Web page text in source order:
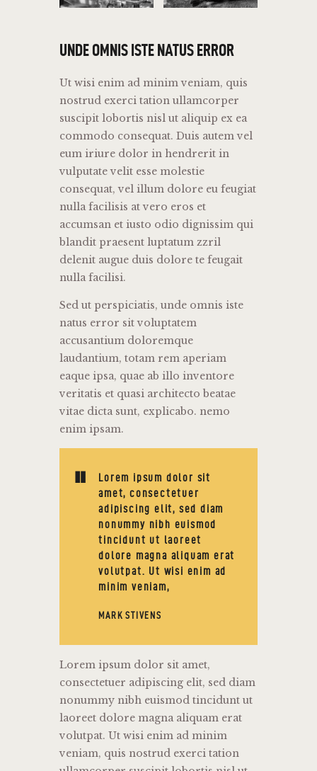
UNDE OMNIS ISTE NATUS ERROR
Ut wisi enim ad minim veniam, quis
nostrud exerci tation ullamcorper
suscipit lobortis nisl ut aliquip ex ea
commodo consequat. Duis autem vel
eum iriure dolor in hendrerit in
vulputate velit esse molestie
consequat, vel illum dolore eu feugiat
nulla facilisis at vero eros et
accumsan et iusto odio dignissim qui
blandit praesent luptatum zzril
delenit augue duis dolore te feugait
nulla facilisi.
Sed ut perspiciatis, unde omnis iste
natus error sit voluptatem
accusantium doloremque
laudantium, totam rem aperiam
eaque ipsa, quae ab illo inventore
veritatis et quasi architecto beatae
vitae dicta sunt, explicabo. nemo
enim ipsam.
Lorem ipsum dolor sit
amet, consectetuer
adipiscing elit, sed diam
nonummy nibh euismod
tincidunt ut laoreet
dolore magna aliquam erat
volutpat. Ut wisi enim ad
minim veniam,
MARK STIVENS
Lorem ipsum dolor sit amet,
consectetuer adipiscing elit, sed diam
nonummy nibh euismod tincidunt ut
laoreet dolore magna aliquam erat
volutpat. Ut wisi enim ad minim
veniam, quis nostrud exerci tation